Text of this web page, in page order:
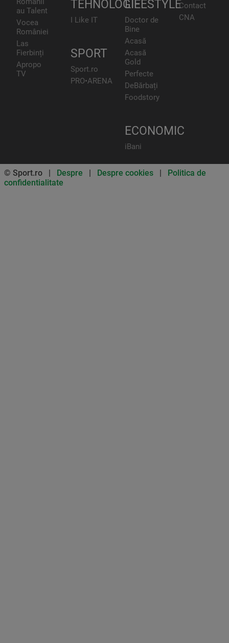
au Talent
Vocea
României
Las
Fierbinți
Apropo
TV
TEHNOLOGIE
I Like IT
SPORT
Sport.ro
PRO•ARENA
LIFESTYLE
Doctor de
Bine
Acasă
Acasă
Gold
Perfecte
DeBărbați
Foodstory
ECONOMIC
iBani
Contact
CNA
© Sport.ro | Despre | Despre cookies | Politica de
confidentialitate